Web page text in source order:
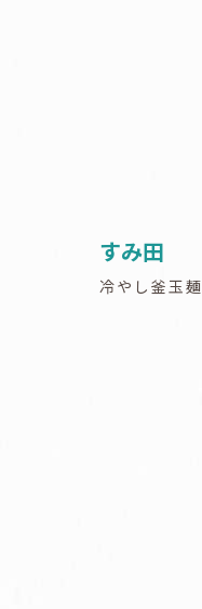
すみ田
冷やし釜玉麺